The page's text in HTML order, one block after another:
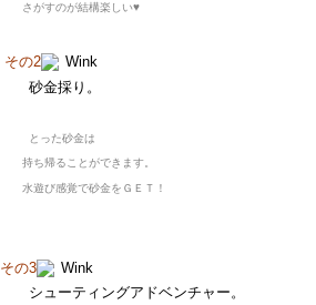
さがすのが結構楽しい♥
その2
砂金採り。
とった砂金は
持ち帰ることができます。
水遊び感覚で砂金をＧＥＴ！
その3
シューティングアドベンチャー。